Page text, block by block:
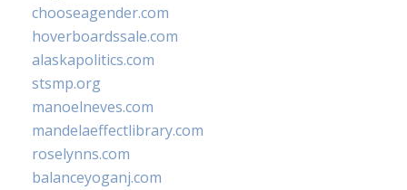
chooseagender.com
hoverboardssale.com
alaskapolitics.com
stsmp.org
manoelneves.com
mandelaeffectlibrary.com
roselynns.com
balanceyoganj.com